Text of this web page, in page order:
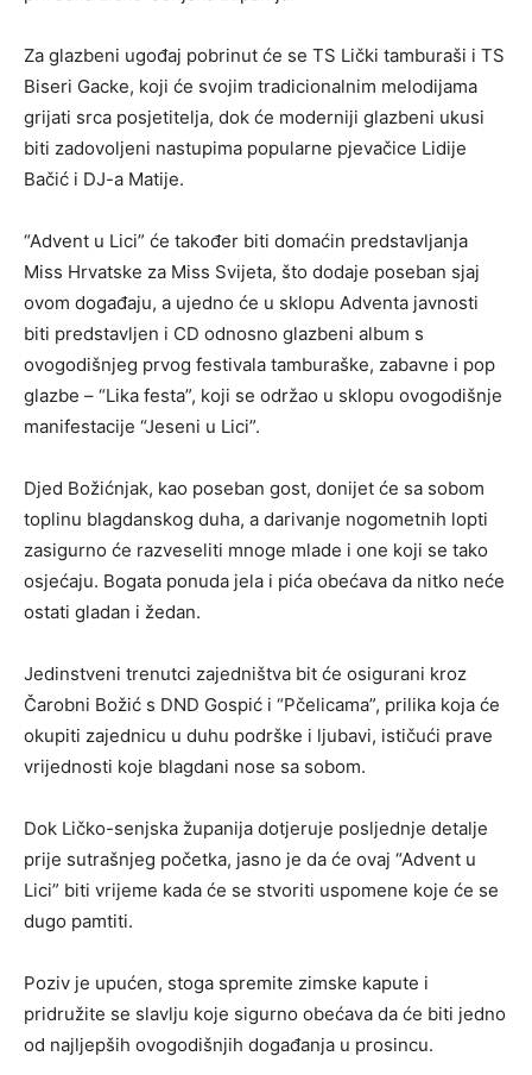
Za glazbeni ugođaj pobrinut će se TS Lički tamburaši i TS
Biseri Gacke, koji će svojim tradicionalnim melodijama
grijati srca posjetitelja, dok će moderniji glazbeni ukusi
biti zadovoljeni nastupima popularne pjevačice Lidije
Bačić i DJ-a Matije.
“Advent u Lici” će također biti domaćin predstavljanja
Miss Hrvatske za Miss Svijeta, što dodaje poseban sjaj
ovom događaju, a ujedno će u sklopu Adventa javnosti
biti predstavljen i CD odnosno glazbeni album s
ovogodišnjeg prvog festivala tamburaške, zabavne i pop
glazbe – “Lika festa”, koji se održao u sklopu ovogodišnje
manifestacije “Jeseni u Lici”.
Djed Božićnjak, kao poseban gost, donijet će sa sobom
toplinu blagdanskog duha, a darivanje nogometnih lopti
zasigurno će razveseliti mnoge mlade i one koji se tako
osjećaju. Bogata ponuda jela i pića obećava da nitko neće
ostati gladan i žedan.
Jedinstveni trenutci zajedništva bit će osigurani kroz
Čarobni Božić s DND Gospić i “Pčelicama”, prilika koja će
okupiti zajednicu u duhu podrške i ljubavi, ističući prave
vrijednosti koje blagdani nose sa sobom.
Dok Ličko-senjska županija dotjeruje posljednje detalje
prije sutrašnjeg početka, jasno je da će ovaj “Advent u
Lici” biti vrijeme kada će se stvoriti uspomene koje će se
dugo pamtiti.
Poziv je upućen, stoga spremite zimske kapute i
pridružite se slavlju koje sigurno obećava da će biti jedno
od najljepših ovogodišnjih događanja u prosincu.